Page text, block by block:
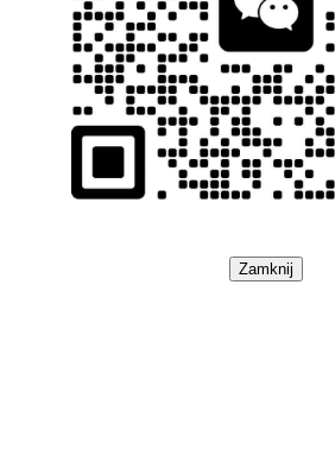
Zamknij